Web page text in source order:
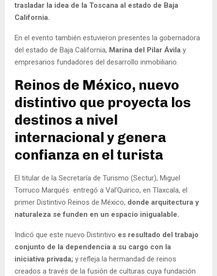
trasladar la idea de la Toscana al estado de Baja
California.
En el evento también estuvieron presentes la gobernadora
del estado de Baja California, Marina del Pilar Ávila y
empresarios fundadores del desarrollo inmobiliario.
Reinos de México, nuevo
distintivo que proyecta los
destinos a nivel
internacional y genera
confianza en el turista
El titular de la Secretaría de Turismo (Sectur), Miguel
Torruco Marqués entregó a Val’Quirico, en Tlaxcala, el
primer Distintivo Reinos de México, donde arquitectura y
naturaleza se funden en un espacio inigualable.
Indicó que este nuevo Distintivo es resultado del trabajo
conjunto de la dependencia a su cargo con la
iniciativa privada; y refleja la hermandad de reinos
creados a través de la fusión de culturas cuya fundación